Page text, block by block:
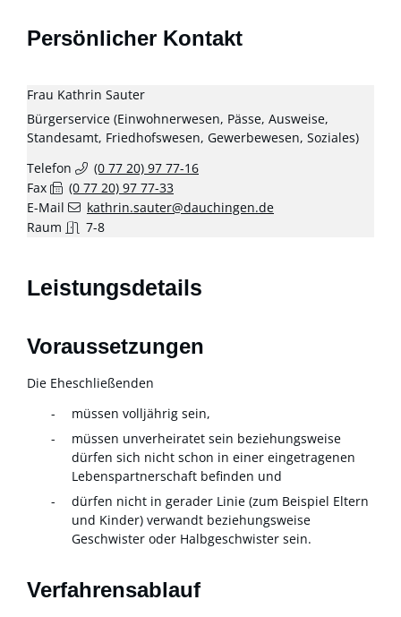
Persönlicher Kontakt
Frau Kathrin Sauter
Bürgerservice (Einwohnerwesen, Pässe, Ausweise,
Standesamt, Friedhofswesen, Gewerbewesen, Soziales)
Telefon
(0 77 20) 97 77-16
Fax
(0 77 20) 97 77-33
E-Mail
kathrin.sauter@dauchingen.de
Raum
7-8
Leistungsdetails
Voraussetzungen
Die Eheschließenden
müssen volljährig sein,
müssen unverheiratet sein beziehungsweise
dürfen sich nicht schon in einer eingetragenen
Lebenspartnerschaft befinden und
dürfen nicht in gerader Linie (zum Beispiel Eltern
und Kinder) verwandt beziehungsweise
Geschwister oder Halbgeschwister sein.
Verfahrensablauf